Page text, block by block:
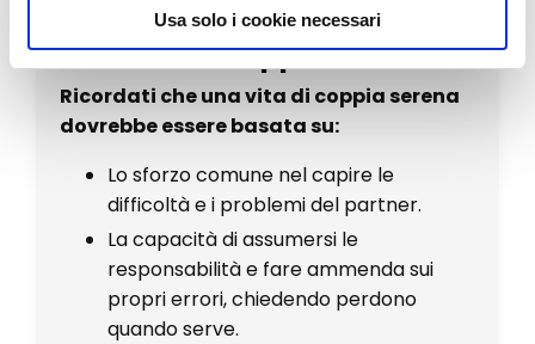
Usa solo i cookie necessari
Su cosa dovrebbe basarsi
una vita di coppia serena
Ricordati che una vita di coppia serena
dovrebbe essere basata su:
Lo sforzo comune nel capire le
difficoltà e i problemi del partner.
La capacità di assumersi le
responsabilità e fare ammenda sui
propri errori, chiedendo perdono
quando serve.